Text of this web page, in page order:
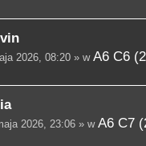
2026, 08:20 » w A6 C6
2026, 23:06 » w A6 C7